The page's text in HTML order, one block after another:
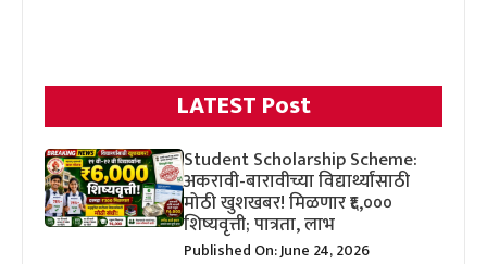
LATEST Post
Student Scholarship Scheme:
अकरावी-बारावीच्या विद्यार्थ्यांसाठी
मोठी खुशखबर! मिळणार ₹६,०००
शिष्यवृत्ती; पात्रता, लाभ
Published On: June 24, 2026